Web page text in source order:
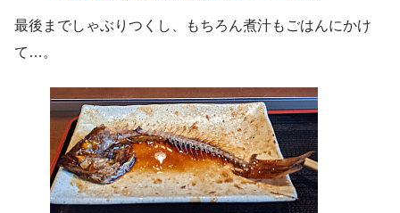
最後までしゃぶりつくし、もちろん煮汁もごはんにかけ
て…。